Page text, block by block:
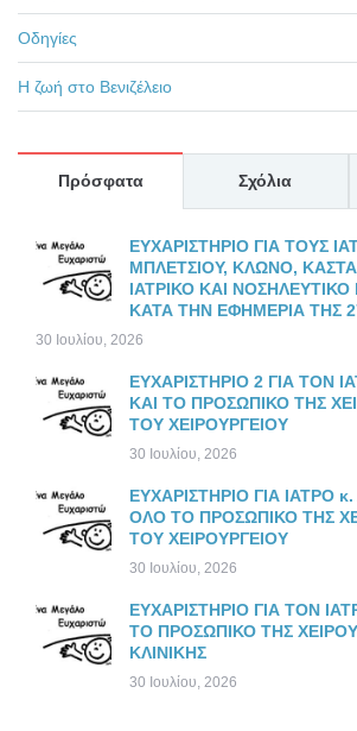
Οδηγίες
Η ζωή στο Βενιζέλειο
Πρόσφατα Σχόλια
ΕΥΧΑΡΙΣΤΗΡΙΟ ΓΙΑ ΤΟΥΣ
ΜΠΛΕΤΣΙΟΥ, ΚΛΩΝΟ,
ΙΑΤΡΙΚΟ ΚΑΙ
ΚΑΤΑ ΤΗΝ ΕΦΗΜΕΡΙΑ ΤΗΣ
30 Ιουλίου, 2026
ΕΥΧΑΡΙΣΤΗΡΙΟ 2 ΓΙΑ ΤΟΝ
ΚΑΙ ΤΟ ΠΡΟΣΩΠΙΚΟ ΤΗΣ
ΤΟΥ ΧΕΙΡΟΥΡΓΕΙΟΥ
30 Ιουλίου, 2026
ΕΥΧΑΡΙΣΤΗΡΙΟ ΓΙΑ ΙΑΤΡΟ
ΟΛΟ ΤΟ ΠΡΟΣΩΠΙΚΟ ΤΗΣ
ΤΟΥ ΧΕΙΡΟΥΡΓΕΙΟΥ
30 Ιουλίου, 2026
ΕΥΧΑΡΙΣΤΗΡΙΟ ΓΙΑ ΤΟΝ
ΤΟ ΠΡΟΣΩΠΙΚΟ ΤΗΣ
ΚΛΙΝΙΚΗΣ
30 Ιουλίου, 2026